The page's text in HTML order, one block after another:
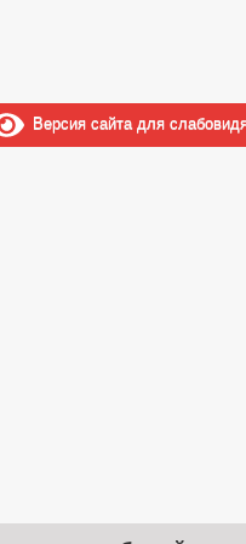
Версия сайта для